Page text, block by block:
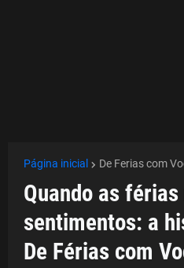
Página inicial De Ferias com
Quando as
sentimentos: a
De Férias com